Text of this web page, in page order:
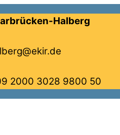
Halberg
2000 3028 9800 50